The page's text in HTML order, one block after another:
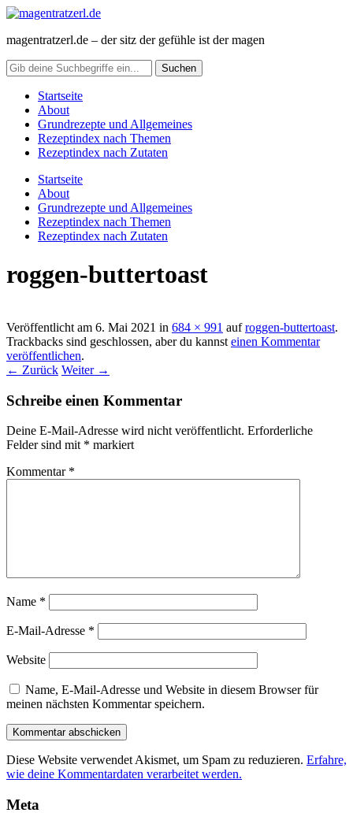
magentratzerl.de – der sitz der gefühle ist der magen
Startseite
About
Grundrezepte und Allgemeines
Rezeptindex nach Themen
Rezeptindex nach Zutaten
Startseite
About
Grundrezepte und Allgemeines
Rezeptindex nach Themen
Rezeptindex nach Zutaten
roggen-buttertoast
Veröffentlicht am 6. Mai 2021 in 684 × 991 aufroggen-buttertoast.
Trackbacks sind geschlossen, aber du kannst einen Kommentar
veröffentlichen.
← Zurück Weiter →
Schreibe einen Kommentar
Deine E-Mail-Adresse wird nicht veröffentlicht. Erforderliche
Felder sind mit * markiert
Kommentar *
Name *
E-Mail-Adresse *
Website
Name, E-Mail-Adresse und Website in diesem Browser für
meinen nächsten Kommentar speichern.
Diese Website verwendet Akismet, um Spam zu reduzieren. Erfahre,
wie deine Kommentardaten verarbeitet werden.
Meta